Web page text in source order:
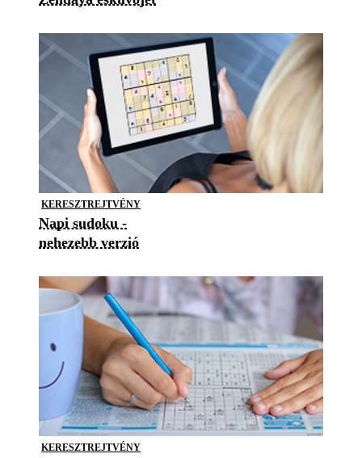
KERESZTREJTVÉNY
Napi sudoku -
nehezebb verzió
KERESZTREJTVÉNY